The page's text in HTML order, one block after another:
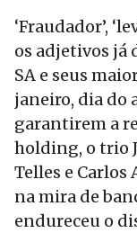
‘Fraudador’,
os adjetivos já
SA e seus
janeiro, dia do
garantirem a
holding, o trio
Telles e
na mira de
endureceu o